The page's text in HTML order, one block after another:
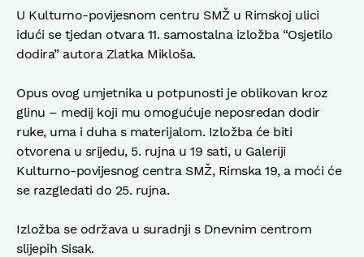
U Kulturno-povijesnom centru SMŽ u Rimskoj ulici
idući se tjedan otvara 11. samostalna izložba “Osjetilo
dodira” autora Zlatka Mikloša.
Opus ovog umjetnika u potpunosti je oblikovan kroz
glinu – medij koji mu omogućuje neposredan dodir
ruke, uma i duha s materijalom. Izložba će biti
otvorena u srijedu, 5. rujna u 19 sati, u Galeriji
Kulturno-povijesnog centra SMŽ, Rimska 19, a moći će
se razgledati do 25. rujna.
Izložba se održava u suradnji s Dnevnim centrom
slijepih Sisak.